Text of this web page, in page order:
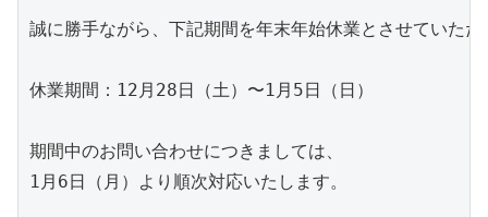
誠に勝手ながら、下記期間を年末年始休業とさせていただ
休業期間：12月28日（土）〜1月5日（日）
期間中のお問い合わせにつきましては、
1月6日（月）より順次対応いたします。